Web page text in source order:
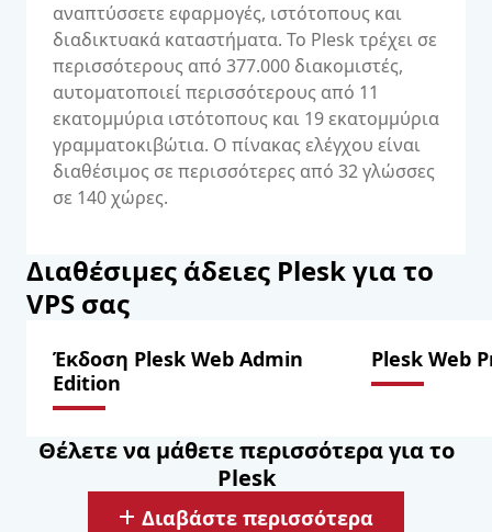
αναπτύσσετε εφαρμογές, ιστότοπους και
διαδικτυακά καταστήματα. Το Plesk τρέχει σε
περισσότερους από 377.000 διακομιστές,
αυτοματοποιεί περισσότερους από 11
εκατομμύρια ιστότοπους και 19 εκατομμύρια
γραμματοκιβώτια. Ο πίνακας ελέγχου είναι
διαθέσιμος σε περισσότερες από 32 γλώσσες
σε 140 χώρες.
Διαθέσιμες άδειες Plesk για το
VPS σας
Έκδοση Plesk Web Admin
Edition
Plesk Web
Θέλετε να μάθετε περισσότερα για το
Plesk
Διαβάστε περισσότερα